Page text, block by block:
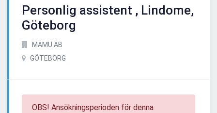
Personlig assistent , Lindome,
Göteborg
MAMU AB
GÖTEBORG
OBS! Ansökningsperioden för denna